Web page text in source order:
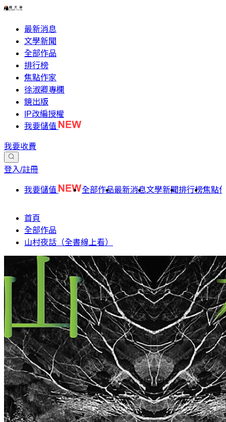
最新消息
文學新聞
全部作品
排行榜
焦點作家
徐淑卿專欄
鏡出版
IP改編授權
我要儲值
我要收費
登入/註冊
我要儲值 全部作品最新消息文學新聞排行榜焦點
首頁
全部作品
山村夜話（全書線上看）